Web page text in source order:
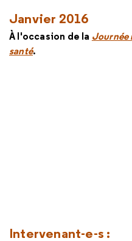
Janvier 2016
À l'occasion de la Journée
santé.
Intervenant-e-s :